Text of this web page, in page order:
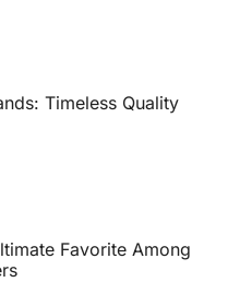
Timeless Quality
Favorite Among